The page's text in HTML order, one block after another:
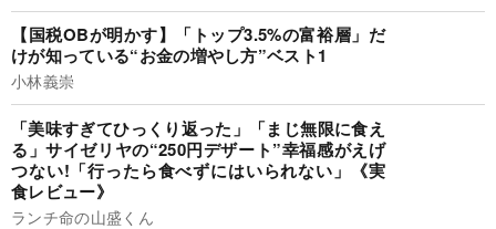
【国税OBが明かす】「トップ3.5%の富裕層」だ
けが知っている“お金の増やし方”ベスト1
小林義崇
「美味すぎてひっくり返った」「まじ無限に食え
る」サイゼリヤの“250円デザート”幸福感がえげ
つない!「行ったら食べずにはいられない」《実
食レビュー》
ランチ命の山盛くん